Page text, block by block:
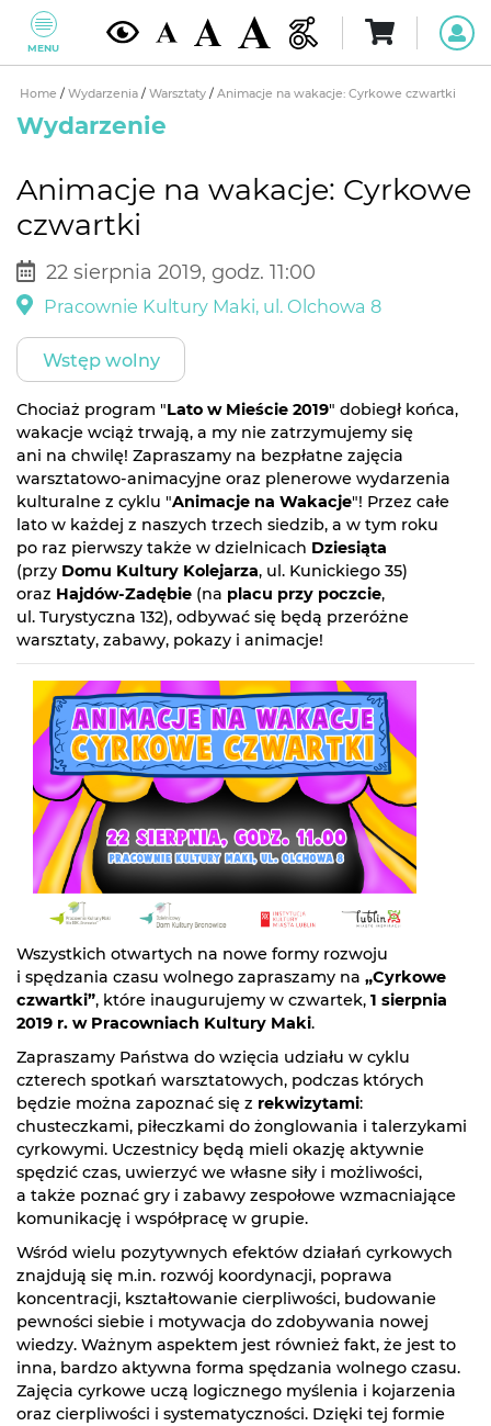
MENU
Home / Wydarzenia / Warsztaty / Animacje na wakacje: Cyrkowe czwartki
Wydarzenie
Animacje na wakacje: Cyrkowe
czwartki
22 sierpnia 2019, godz. 11:00
Pracownie Kultury Maki, ul. Olchowa 8
Wstęp wolny
Chociaż program "Lato w Mieście 2019" dobiegł końca,
wakacje wciąż trwają, a my nie zatrzymujemy się
ani na chwilę! Zapraszamy na bezpłatne zajęcia
warsztatowo-animacyjne oraz plenerowe wydarzenia
kulturalne z cyklu "Animacje na Wakacje"! Przez całe
lato w każdej z naszych trzech siedzib, a w tym roku
po raz pierwszy także w dzielnicach Dziesiąta
(przy Domu Kultury Kolejarza, ul. Kunickiego 35)
oraz Hajdów-Zadębie (na placu przy poczcie,
ul. Turystyczna 132), odbywać się będą przeróżne
warsztaty, zabawy, pokazy i animacje!
Wszystkich otwartych na nowe formy rozwoju
i spędzania czasu wolnego zapraszamy na „Cyrkowe
czwartki”, które inaugurujemy w czwartek, 1 sierpnia
2019 r. w Pracowniach Kultury Maki.
Zapraszamy Państwa do wzięcia udziału w cyklu
czterech spotkań warsztatowych, podczas których
będzie można zapoznać się z rekwizytami:
chusteczkami, piłeczkami do żonglowania i talerzykami
cyrkowymi. Uczestnicy będą mieli okazję aktywnie
spędzić czas, uwierzyć we własne siły i możliwości,
a także poznać gry i zabawy zespołowe wzmacniające
komunikację i współpracę w grupie.
Wśród wielu pozytywnych efektów działań cyrkowych
znajdują się m.in. rozwój koordynacji, poprawa
koncentracji, kształtowanie cierpliwości, budowanie
pewności siebie i motywacja do zdobywania nowej
wiedzy. Ważnym aspektem jest również fakt, że jest to
inna, bardzo aktywna forma spędzania wolnego czasu.
Zajęcia cyrkowe uczą logicznego myślenia i kojarzenia
oraz cierpliwości i systematyczności. Dzięki tej formie